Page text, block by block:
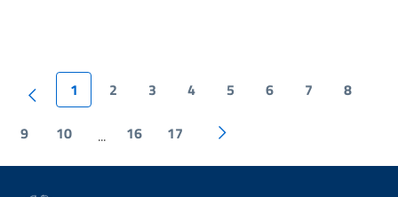
1 2 3 4 5 6 7 8
9 10 ... 16 17